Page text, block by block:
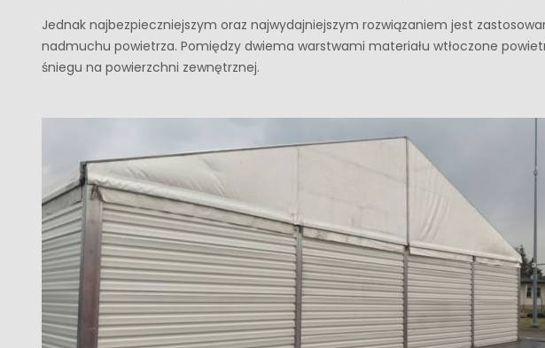
Jednak najbezpieczniejszym oraz najwydajniejszym rozwiązaniem jest
nadmuchu powietrza. Pomiędzy dwiema warstwami materiału wtłoczone
śniegu na powierzchni zewnętrznej.